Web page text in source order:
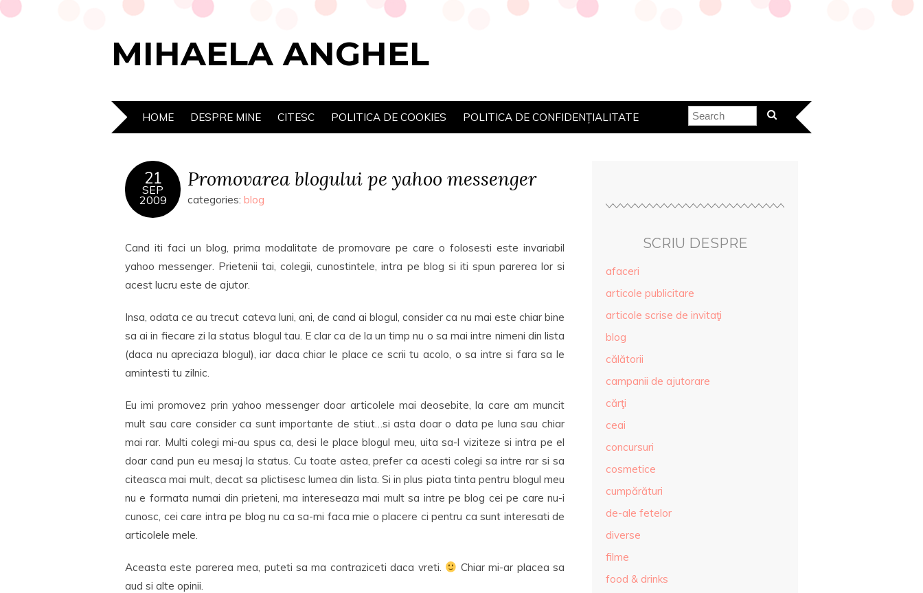
MIHAELA ANGHEL
HOME DESPRE MINE CITESC POLITICA DE COOKIES POLITICA DE CONFIDENȚIALITATE
21
SEP
2009
Promovarea blogului pe yahoo messenger
categories: blog
Cand iti faci un blog, prima modalitate de promovare pe care o folosesti este invariabil
yahoo messenger. Prietenii tai, colegii, cunostintele, intra pe blog si iti spun parerea lor si
acest lucru este de ajutor.
Insa, odata ce au trecut cateva luni, ani, de cand ai blogul, consider ca nu mai este chiar bine
sa ai in fiecare zi la status blogul tau. E clar ca de la un timp nu o sa mai intre nimeni din lista
(daca nu apreciaza blogul), iar daca chiar le place ce scrii tu acolo, o sa intre si fara sa le
amintesti tu zilnic.
Eu imi promovez prin yahoo messenger doar articolele mai deosebite, la care am muncit
mult sau care consider ca sunt importante de stiut…si asta doar o data pe luna sau chiar
mai rar. Multi colegi mi-au spus ca, desi le place blogul meu, uita sa-l viziteze si intra pe el
doar cand pun eu mesaj la status. Cu toate astea, prefer ca acesti colegi sa intre rar si sa
citeasca mai mult, decat sa plictisesc lumea din lista. Si in plus piata tinta pentru blogul meu
nu e formata numai din prieteni, ma intereseaza mai mult sa intre pe blog cei pe care nu-i
cunosc, cei care intra pe blog nu ca sa-mi faca mie o placere ci pentru ca sunt interesati de
articolele mele.
Aceasta este parerea mea, puteti sa ma contraziceti daca vreti.
Chiar mi-ar placea sa
aud si alte opinii.
SCRIU DESPRE
afaceri
articole publicitare
articole scrise de invitaţi
blog
călătorii
campanii de ajutorare
cărţi
ceai
concursuri
cosmetice
cumpărături
de-ale fetelor
diverse
filme
food & drinks